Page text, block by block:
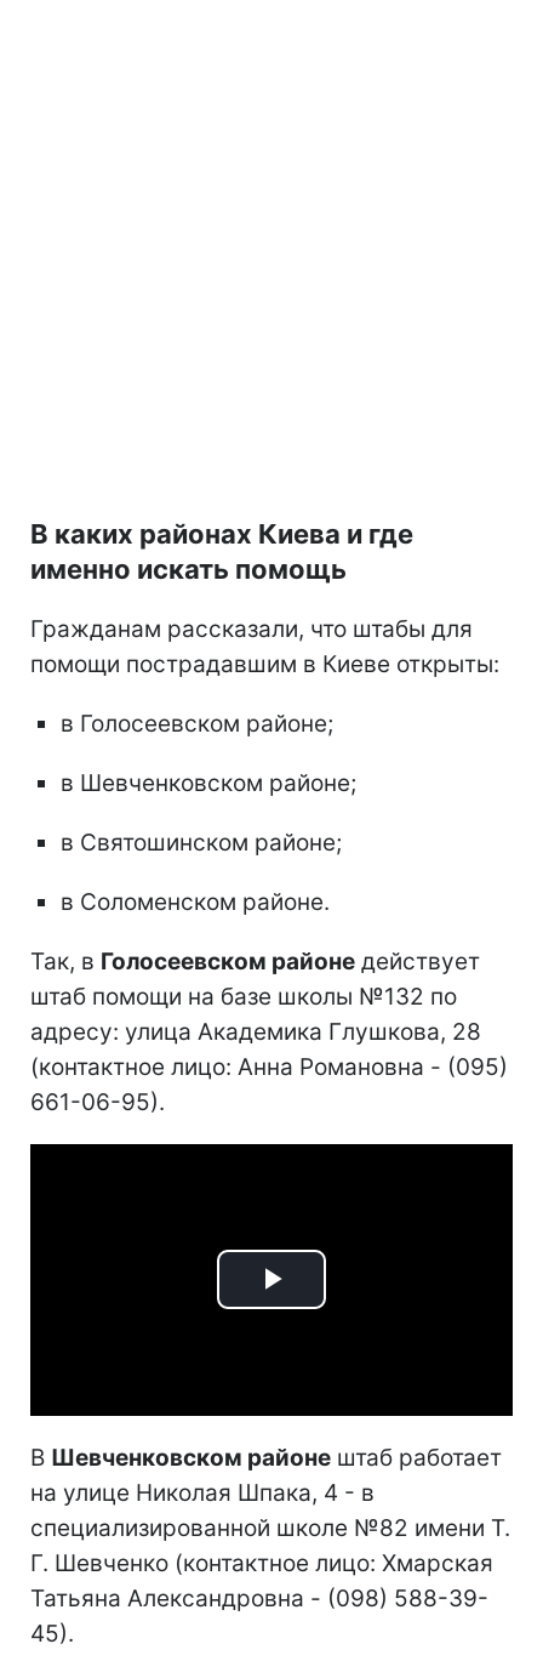
В каких районах Киева и где
именно искать помощь
Гражданам рассказали, что штабы для
помощи пострадавшим в Киеве открыты:
в Голосеевском районе;
в Шевченковском районе;
в Святошинском районе;
в Соломенском районе.
Так, в Голосеевском районе действует
штаб помощи на базе школы №132 по
адресу: улица Академика Глушкова, 28
(контактное лицо: Анна Романовна - (095)
661-06-95).
Play
В Шевченковском районе штаб работает
на улице Николая Шпака, 4 - в
специализированной школе №82 имени Т.
Г. Шевченко (контактное лицо: Хмарская
Татьяна Александровна - (098) 588-39-
45).